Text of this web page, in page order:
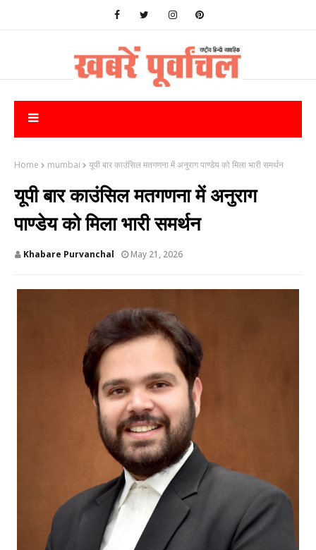
Home mumbai यूपी बार काउंसिल मतगणना में अनुराग पाण्डेय को मिला भारी समर्थन
यूपी बार काउंसिल मतगणना में अनुराग
पाण्डेय को मिला भारी समर्थन
Khabare Purvanchal May 21, 2026